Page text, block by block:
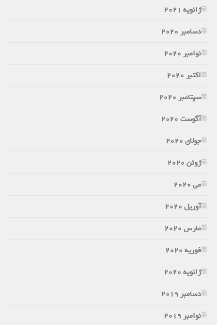
ژانویه 2021
دسامبر 2020
نوامبر 2020
اکتبر 2020
سپتامبر 2020
آگوست 2020
جولای 2020
ژوئن 2020
می 2020
آوریل 2020
مارس 2020
فوریه 2020
ژانویه 2020
دسامبر 2019
نوامبر 2019